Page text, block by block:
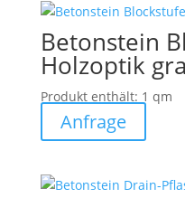
Betonstein
Holzoptik
Produkt enthält: 1 qm
Anfrage